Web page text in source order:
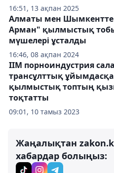
16:51, 13 ақпан 2025
16:46, 08 ақпан 2024
Алматы мен
Арман" қылмыстық
мүшелері ұсталды
09:01, 10 тамыз 2023
ІІМ порноиндустрия
трансұлттық
қылмыстық топтың
тоқтатты
Жаңалықтан
хабардар болыңыз: